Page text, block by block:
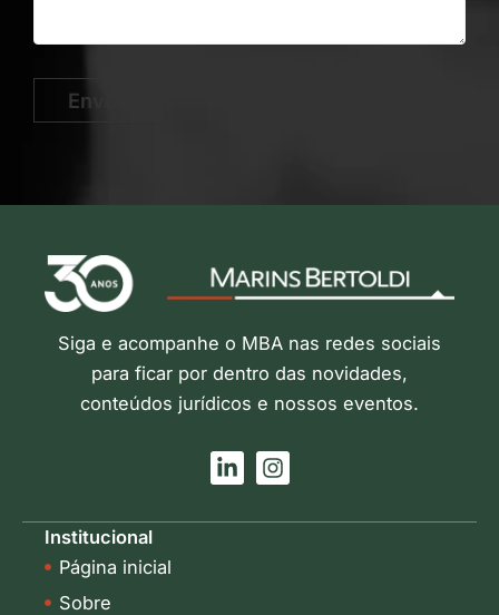
Enviar
Siga e acompanhe o MBA nas redes sociais
para ficar por dentro das novidades,
conteúdos jurídicos e nossos eventos.
L
i
k
I
n
t
Institucional
Página inicial
Sobre